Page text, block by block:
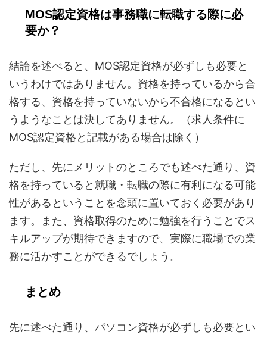
MOS認定資格は事務職に転職する際に必
要か？
結論を述べると、MOS認定資格が必ずしも必要と
いうわけではありません。資格を持っているから合
格する、資格を持っていないから不合格になるとい
うようなことは決してありません。（求人条件に
MOS認定資格と記載がある場合は除く）
ただし、先にメリットのところでも述べた通り、資
格を持っていると就職・転職の際に有利になる可能
性があるということを念頭に置いておく必要があり
ます。また、資格取得のために勉強を行うことでス
キルアップが期待できますので、実際に職場での業
務に活かすことができるでしょう。
まとめ
先に述べた通り、パソコン資格が必ずしも必要とい